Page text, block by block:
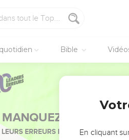
Bible
PAS
LEURS ERREURS POUVAIENT VOUS
En cliquant